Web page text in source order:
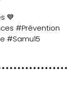
💙
#Prévention
#Samu15